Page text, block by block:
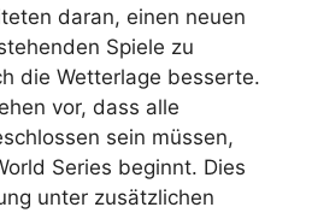
daran, einen neuen
Spiele zu
die Wetterlage besserte.
vor, dass alle
sein müssen,
Series beginnt. Dies
unter zusätzlichen